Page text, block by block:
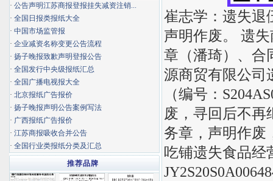
崔志学：遗失退
声明作废。 遗
章（潘琦）、合
源商贸有限公司
（编号：
废，寻回后不再
务章，声明作废
吃铺遗失食品经
· 公告声明江苏商报登报挂失减资注销...
· 全国日报类报纸大全
· 中国市场监管报
· 企业减资名称变更公告流程
· 扬子晚报致歉声明登报公告
· 全国发行中央级报纸汇总
· 全国广播电视报大全
· 北京报纸广告报价
· 扬子晚报声明公告案例写法
· 广西报纸广告报价
· 江苏商报吸收合并公告
· 全国行业类报纸分类及汇总
推荐品牌